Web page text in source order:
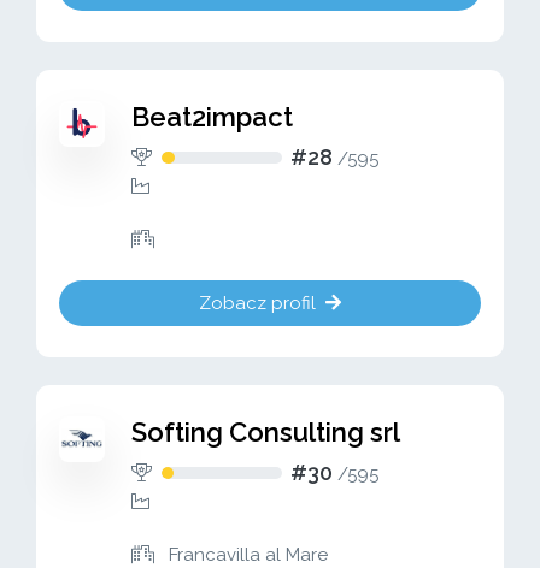
Beat2impact
#28 /595
Zobacz profil
Softing Consulting srl
#30 /595
Francavilla al Mare